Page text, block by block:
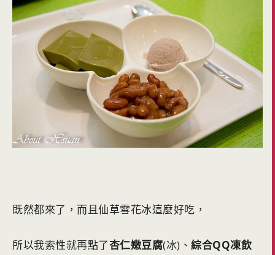
既然都來了，而且仙草雪花冰這麼好吃，
所以我索性就再點了杏仁嫩豆腐(冰)、 綜合QQ凍飲